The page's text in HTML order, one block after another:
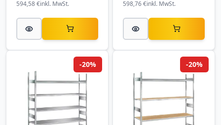
inkl. MwSt.
594,58 € inkl. MwSt.
598,76 €
-20% -20%